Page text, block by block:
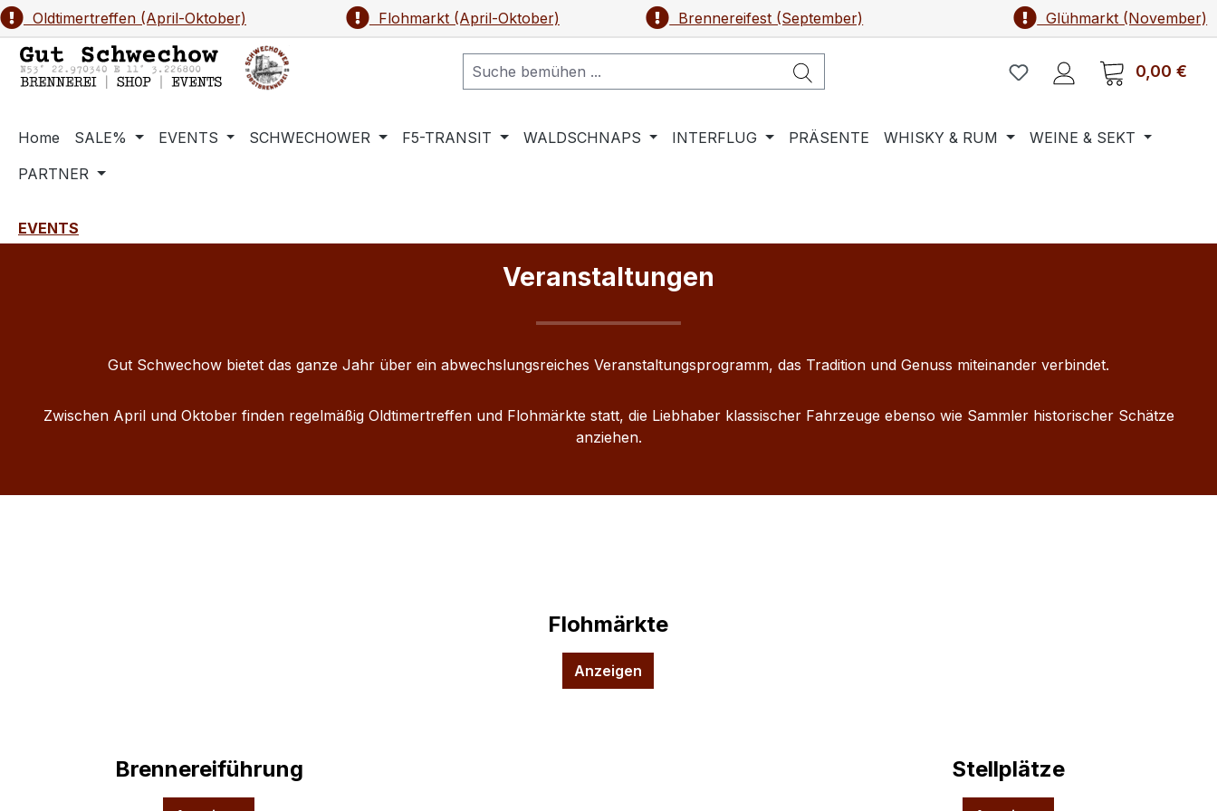
Hauptinhalt springen
Zur Suche springen
Zur Hauptnavigation springen
Oldtimertreffen (April-Oktober) Flohmarkt (April-Oktober) Brennereifest (September) Glühmarkt (November)
0,00 €
Home SALE% EVENTS SCHWECHOWER F5-TRANSIT WALDSCHNAPS INTERFLUG PRÄSENTE WHISKY & RUM
WEINE & SEKT
PARTNER
EVENTS
Veranstaltungen
Gut Schwechow bietet das ganze Jahr über ein abwechslungsreiches Veranstaltungsprogramm, das Tradition und Genuss miteinander verbindet.
Zwischen April und Oktober finden regelmäßig Oldtimertreffen und Flohmärkte statt, die Liebhaber klassischer Fahrzeuge ebenso wie Sammler historischer Schätze
anziehen.
Brennereiführung Stellplätze
Flohmärkte
Anzeigen